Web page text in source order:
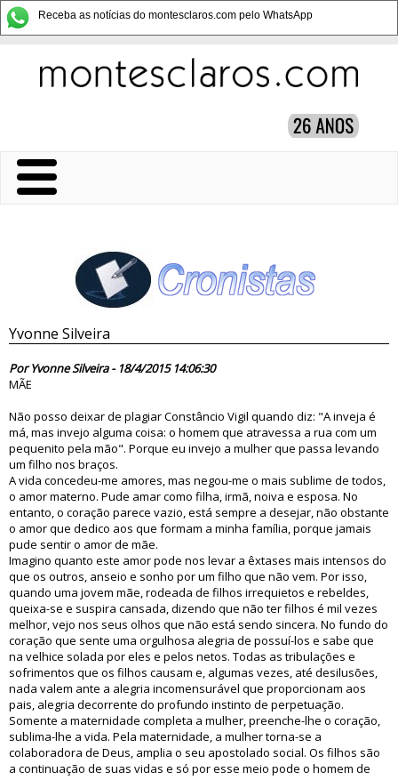
Receba as notícias do montesclaros.com pelo WhatsApp
Yvonne Silveira
Por Yvonne Silveira - 18/4/2015 14:06:30
MÃE
Não posso deixar de plagiar Constâncio Vigil quando diz: "A inveja é
má, mas invejo alguma coisa: o homem que atravessa a rua com um
pequenito pela mão". Porque eu invejo a mulher que passa levando
um filho nos braços.
A vida concedeu-me amores, mas negou-me o mais sublime de todos,
o amor materno. Pude amar como filha, irmã, noiva e esposa. No
entanto, o coração parece vazio, está sempre a desejar, não obstante
o amor que dedico aos que formam a minha família, porque jamais
pude sentir o amor de mãe.
Imagino quanto este amor pode nos levar a êxtases mais intensos do
que os outros, anseio e sonho por um filho que não vem. Por isso,
quando uma jovem mãe, rodeada de filhos irrequietos e rebeldes,
queixa-se e suspira cansada, dizendo que não ter filhos é mil vezes
melhor, vejo nos seus olhos que não está sendo sincera. No fundo do
coração que sente uma orgulhosa alegria de possuí-los e sabe que
na velhice solada por eles e pelos netos. Todas as tribulações e
sofrimentos que os filhos causam e, algumas vezes, até desilusões,
nada valem ante a alegria incomensurável que proporcionam aos
pais, alegria decorrente do profundo instinto de perpetuação.
Somente a maternidade completa a mulher, preenche-lhe o coração,
sublima-lhe a vida. Pela maternidade, a mulher torna-se a
colaboradora de Deus, amplia o seu apostolado social. Os filhos são
a continuação de suas vidas e só por esse meio pode o homem de